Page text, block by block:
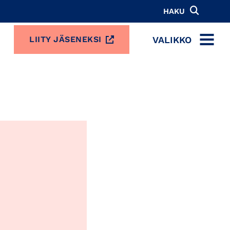
HAKU
LIITY JÄSENEKSI VALIKKO
MENU